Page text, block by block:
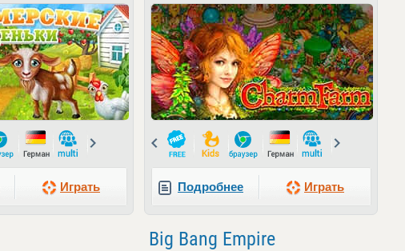
Играть
Prev
Подробнее Играть
Big Bang Empire